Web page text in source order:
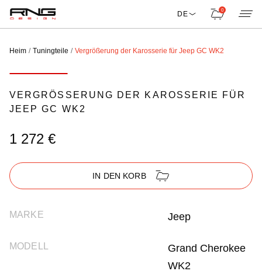
DE 0
Heim Tuningteile Vergrößerung der Karosserie für Jeep GC WK2
VERGRÖSSERUNG DER KAROSSERIE FÜR J
EEP GC WK2
1 272 €
IN DEN KORB
MARKE Jeep
MODELL
Grand Cherokee
WK2